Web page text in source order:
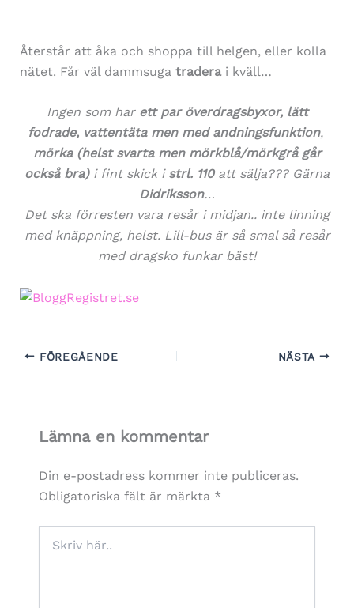
Återstår att åka och shoppa till helgen, eller kolla
nätet. Får väl dammsuga traderai kväll…
Ingen som har ett par överdragsbyxor, lätt
fodrade, vattentäta men med andningsfunktion,
mörka (helst svarta men mörkblå/mörkgrå går
också bra) i fint skick i strl. 110att sälja??? Gärna
Didriksson…
Det ska förresten vara resår i midjan.. inte linning
med knäppning, helst. Lill-bus är så smal så resår
med dragsko funkar bäst!
FÖREGÅENDE NÄSTA
Lämna en kommentar
Din e-postadress kommer inte publiceras.
Obligatoriska fält är märkta *
här..